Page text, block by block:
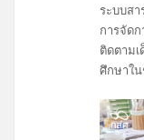
ระบบสา
การจัด
ติดตาม
ศึกษาใ